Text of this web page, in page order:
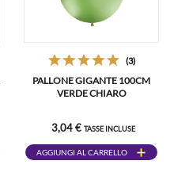
(3)
PALLONE GIGANTE 100CM
VERDE CHIARO
3,04 € TASSE INCLUSE
AGGIUNGI AL CARRELLO